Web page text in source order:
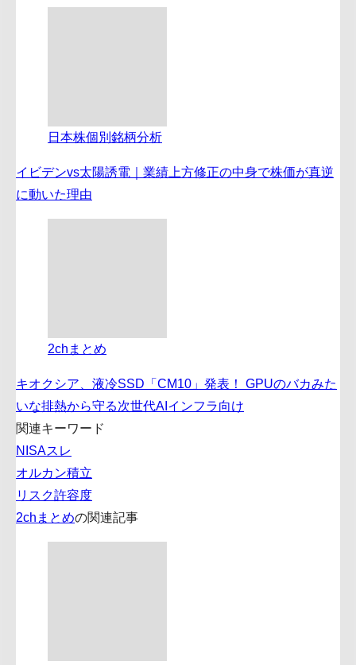
日本株個別銘柄分析
イビデンvs太陽誘電｜業績上方修正の中身で株価が真逆
に動いた理由
2chまとめ
キオクシア、液冷SSD「CM10」発表！ GPUのバカみた
いな排熱から守る次世代AIインフラ向け
関連キーワード
NISAスレ
オルカン積立
リスク許容度
2chまとめの関連記事